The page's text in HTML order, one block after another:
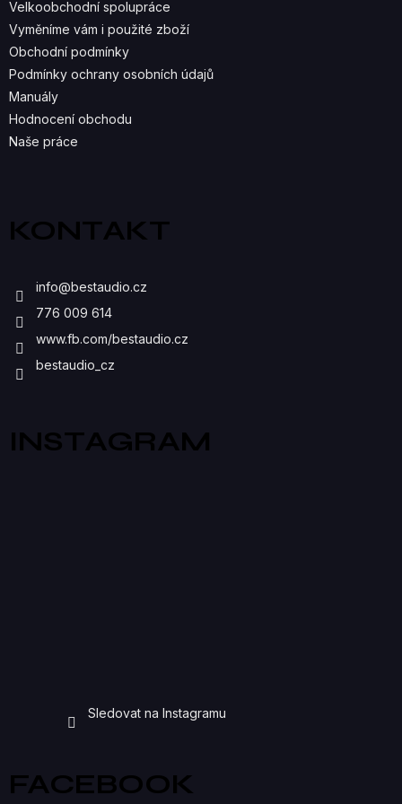
R
V
Velkoobchodní spolupráce
Vyměníme vám i použité zboží
Obchodní podmínky
Podmínky ochrany osobních údajů
Manuály
Hodnocení obchodu
Naše práce
KONTAKT
info@bestaudio.cz
776 009 614
www.fb.com/bestaudio.cz
bestaudio_cz
INSTAGRAM
Sledovat na Instagramu
FACEBOOK